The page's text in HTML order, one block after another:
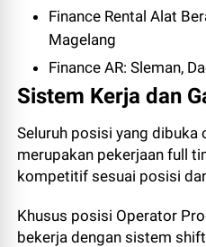
Finance Rental Alat
Magelang
Finance AR: Sleman,
Sistem Kerja dan
Seluruh posisi yang dibuka
merupakan pekerjaan full
kompetitif sesuai posisi
Khusus posisi Operator
bekerja dengan sistem